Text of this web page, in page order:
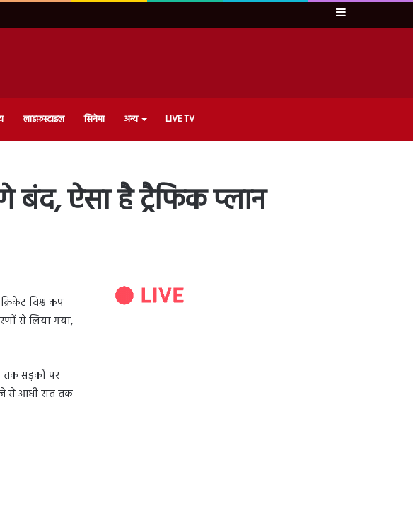
Sidebar
लाइफ़स्टाइल सिनेमा अन्य LIVE TV
बंद, ऐसा है ट्रैफिक प्लान
विश्व कप
से लिया गया,
तक सड़कों पर
से आधी रात तक